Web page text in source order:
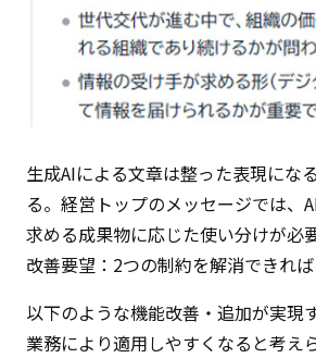
生成AIによる文章は整った表現にな
る。経営トップのメッセージでは
求める成果物に応じた使い分けが必
改善要望：2つの制約を解消できれば
以下のような機能改善・追加が実
業務により適用しやすくなると考え